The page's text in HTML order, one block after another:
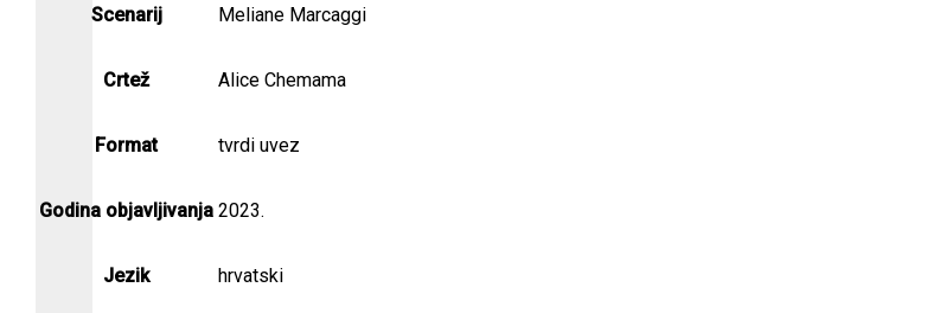
Scenarij Meliane Marcaggi
Crtež Alice Chemama
Format tvrdi uvez
Godina objavljivanja 2023.
Jezik hrvatski